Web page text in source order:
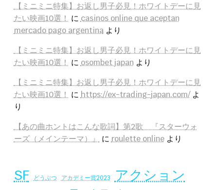
【ミニミニ特集】お返し男子必見！ホワイトデーに見
たい映画10選！ に casinos online que aceptan
mercado pago argentinaより
【ミニミニ特集】お返し男子必見！ホワイトデーに見
たい映画10選！ に osombet japan より
【ミニミニ特集】お返し男子必見！ホワイトデーに見
たい映画10選！ に https://ex-trading-japan.com/よ
り
【あの曲ホントはこんな歌詞】第2歌 『スターウォ
ーズ（メインテーマ）』
に roulette onlineより
SF どうぶつ アカデミー賞2023 アクション